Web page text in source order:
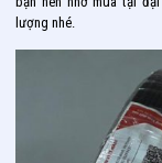
lượng nhé.